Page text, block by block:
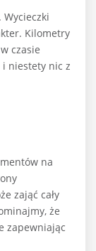
Kilometry
czasie
i niestety nic z
na
zająć cały
że
zapewniając